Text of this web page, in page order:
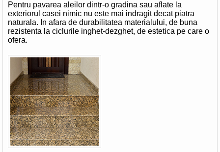
Pentru pavarea aleilor dintr-o gradina sau aflate la
exteriorul casei nimic nu este mai indragit decat piatra
naturala. In afara de durabilitatea materialului, de buna
rezistenta la ciclurile inghet-dezghet, de estetica pe care o
ofera.